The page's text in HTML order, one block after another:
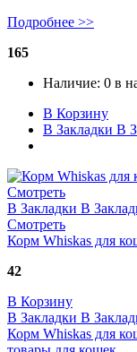
Подробнее >>
165
Наличие: 0 в
В Корзину
В Закладки В
Смотреть
В Закладки В
Смотреть
Корм Whiskas для
42
В Корзину
В Закладки В
Корм Whiskas для